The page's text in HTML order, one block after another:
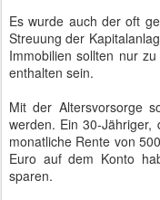
Es wurde auch der oft
Streuung der
Immobilien sollten nur
enthalten sein.
Mit der Altersvorsorge
werden. Ein 30-
monatliche Rente von
Euro auf dem Konto
sparen.